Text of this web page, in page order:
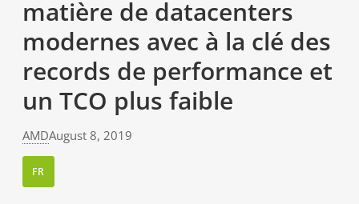
matière de datacenters
modernes avec à la clé des
records de performance et
un TCO plus faible
AMDAugust 8, 2019
FR